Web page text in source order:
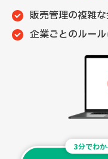
販売管理の複雑
企業ごとのルー
3分でわ